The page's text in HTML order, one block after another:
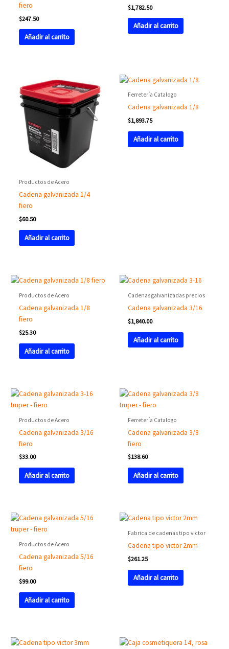
fiero
$247.50
Añadir al carrito
$1,782.50
Añadir al carrito
Productos de Acero
Cadena galvanizada 1/4
fiero
$60.50
Añadir al carrito
Ferretería Catalogo
Cadena galvanizada 1/8
$1,893.75
Añadir al carrito
Productos de Acero
Cadena galvanizada 1/8
fiero
$25.30
Añadir al carrito
Cadenas galvanizadas precios
Cadena galvanizada 3/16
$1,840.00
Añadir al carrito
Productos de Acero
Cadena galvanizada 3/16
fiero
$33.00
Añadir al carrito
Ferretería Catalogo
Cadena galvanizada 3/8
fiero
$138.60
Añadir al carrito
Productos de Acero
Cadena galvanizada 5/16
fiero
$99.00
Añadir al carrito
Fabrica de cadenas tipo victor
Cadena tipo victor 2mm
$261.25
Añadir al carrito